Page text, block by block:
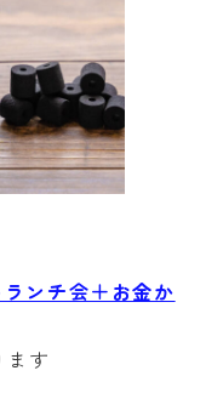
ンチ会＋お金か
す